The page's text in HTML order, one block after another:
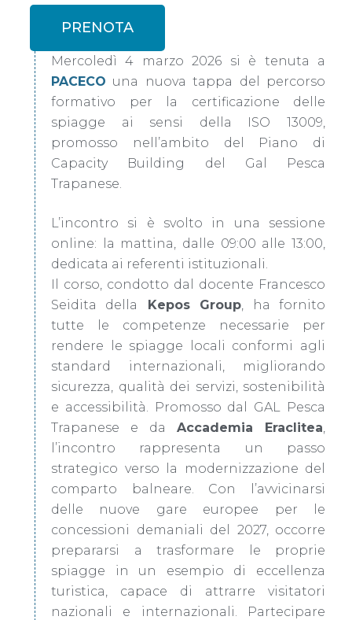
PRENOTA
Mercoledì 4 marzo 2026 si è tenuta a
PACECO una nuova tappa del percorso
formativo per la certificazione delle
spiagge ai sensi della ISO 13009,
promosso nell’ambito del Piano di
Capacity Building del Gal Pesca
Trapanese.
L’incontro si è svolto in una sessione
online: la mattina, dalle 09:00 alle 13:00,
dedicata ai referenti istituzionali.
Il corso, condotto dal docente Francesco
Seidita della
Kepos Group , ha fornito
tutte le competenze necessarie per
rendere le spiagge locali conformi agli
standard internazionali, migliorando
sicurezza, qualità dei servizi, sostenibilità
e accessibilità. Promosso dal GAL Pesca
Trapanese e da Accademia Eraclitea
l’incontro rappresenta un passo
strategico verso la modernizzazione del
comparto balneare. Con l’avvicinarsi
delle nuove gare europee per le
concessioni demaniali del 2027, occorre
prepararsi a trasformare le proprie
spiagge in un esempio di eccellenza
turistica, capace di attrarre visitatori
nazionali e internazionali. Partecipare